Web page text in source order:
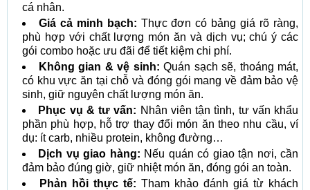
cá nhân.
Giá cả minh bạch: Thực đơn có bảng giá rõ ràng,
phù hợp với chất lượng món ăn và dịch vụ; chú ý các
gói combo hoặc ưu đãi để tiết kiệm chi phí.
Không gian & vệ sinh: Quán sạch sẽ, thoáng mát,
có khu vực ăn tại chỗ và đóng gói mang về đảm bảo vệ
sinh, giữ nguyên chất lượng món ăn.
Phục vụ & tư vấn: Nhân viên tận tình, tư vấn khẩu
phần phù hợp, hỗ trợ thay đổi món ăn theo nhu cầu, ví
dụ: ít carb, nhiều protein, không đường…
Dịch vụ giao hàng: Nếu quán có giao tận nơi, cần
đảm bảo đúng giờ, giữ nhiệt món ăn, đóng gói an toàn.
Phản hồi thực tế: Tham khảo đánh giá từ khách